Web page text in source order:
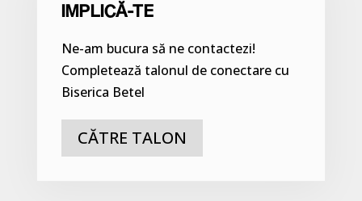
IMPLICĂ-TE
Ne-am bucura să ne contactezi!
Completează talonul de conectare cu
Biserica Betel
CĂTRE TALON